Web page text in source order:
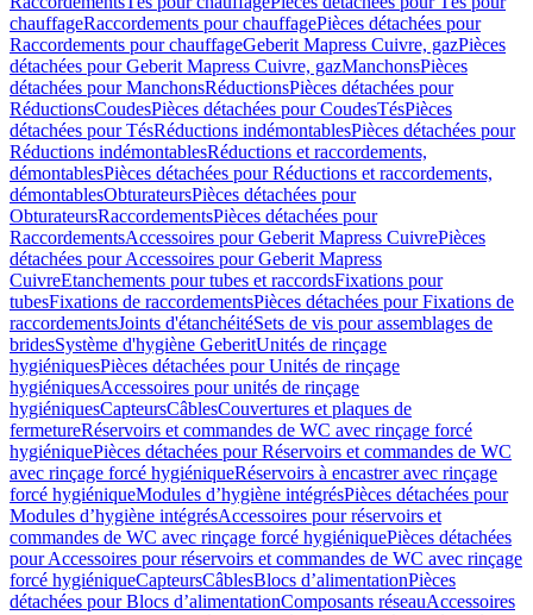
chauffageRaccordements pour chauffagePièces détachées pour
Raccordements pour chauffageGeberit Mapress Cuivre, gazPièces
détachées pour Geberit Mapress Cuivre, gazManchonsPièces
détachées pour ManchonsRéductionsPièces détachées pour
RéductionsCoudesPièces détachées pour CoudesTésPièces
détachées pour TésRéductions indémontablesPièces détachées pour
Réductions indémontablesRéductions et raccordements,
démontablesPièces détachées pour Réductions et raccordements,
démontablesObturateursPièces détachées pour
ObturateursRaccordementsPièces détachées pour
RaccordementsAccessoires pour Geberit Mapress CuivrePièces
détachées pour Accessoires pour Geberit Mapress
CuivreEtanchements pour tubes et raccordsFixations pour
tubesFixations de raccordementsPièces détachées pour Fixations de
raccordementsJoints d'étanchéitéSets de vis pour assemblages de
bridesSystème d'hygiène GeberitUnités de rinçage
hygiéniquesPièces détachées pour Unités de rinçage
hygiéniquesAccessoires pour unités de rinçage
hygiéniquesCapteursCâblesCouvertures et plaques de
fermetureRéservoirs et commandes de WC avec rinçage forcé
hygiéniquePièces détachées pour Réservoirs et commandes de WC
avec rinçage forcé hygiéniqueRéservoirs à encastrer avec rinçage
forcé hygiéniqueModules d’hygiène intégrésPièces détachées pour
Modules d’hygiène intégrésAccessoires pour réservoirs et
commandes de WC avec rinçage forcé hygiéniquePièces détachées
pour Accessoires pour réservoirs et commandes de WC avec rinçage
forcé hygiéniqueCapteursCâblesBlocs d’alimentationPièces
détachées pour Blocs d’alimentationComposants réseauAccessoires